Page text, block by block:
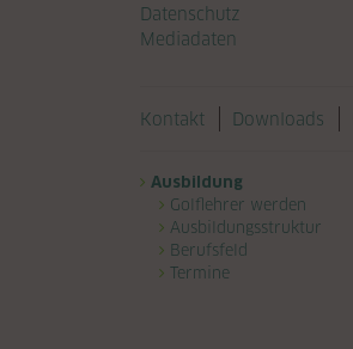
Datenschutz
Mediadaten
Navigation überspringen
Kontakt Downloads
Navigation überspringen
Ausbildung
Golflehrer werden
Ausbildungsstruktur
Berufsfeld
Termine